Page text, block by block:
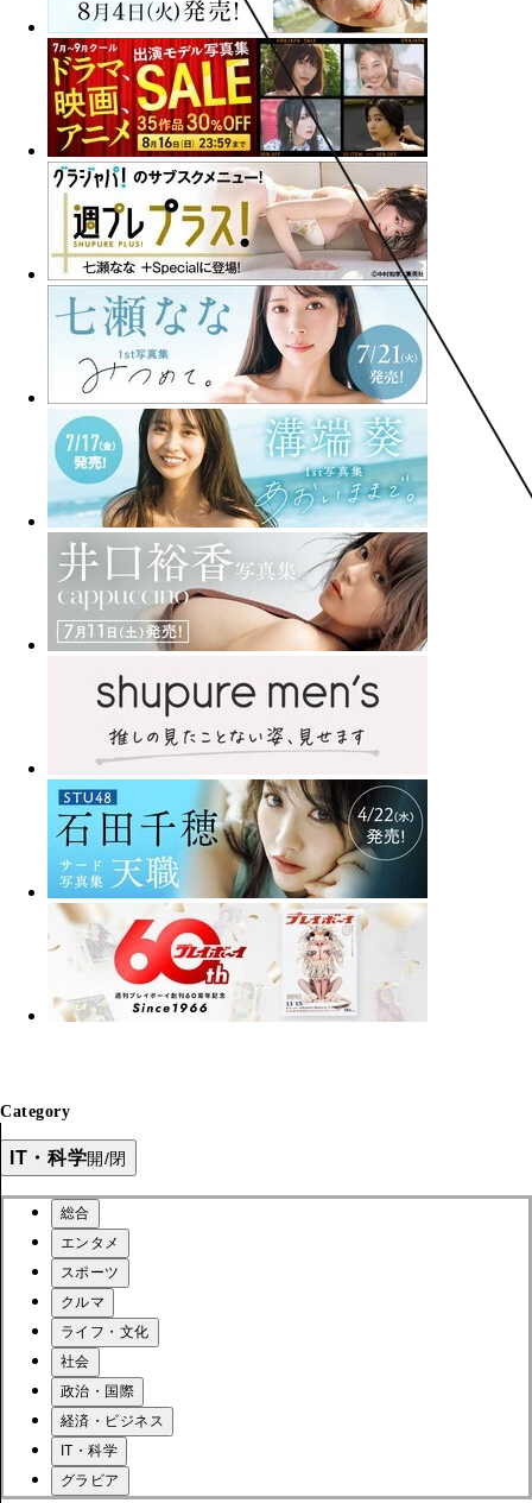
Category
IT・科学開/閉
総合
エンタメ
スポーツ
クルマ
ライフ・文化
社会
政治・国際
経済・ビジネス
IT・科学
グラビア